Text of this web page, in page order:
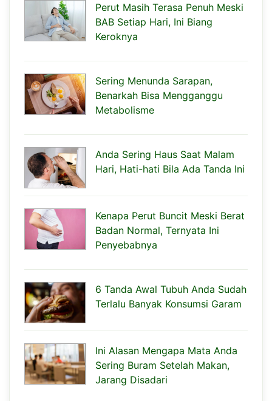
Perut Masih Terasa Penuh Meski
BAB Setiap Hari, Ini Biang
Keroknya
Sering Menunda Sarapan,
Benarkah Bisa Mengganggu
Metabolisme
Anda Sering Haus Saat Malam
Hari, Hati-hati Bila Ada Tanda Ini
Kenapa Perut Buncit Meski Berat
Badan Normal, Ternyata Ini
Penyebabnya
6 Tanda Awal Tubuh Anda Sudah
Terlalu Banyak Konsumsi Garam
Ini Alasan Mengapa Mata Anda
Sering Buram Setelah Makan,
Jarang Disadari